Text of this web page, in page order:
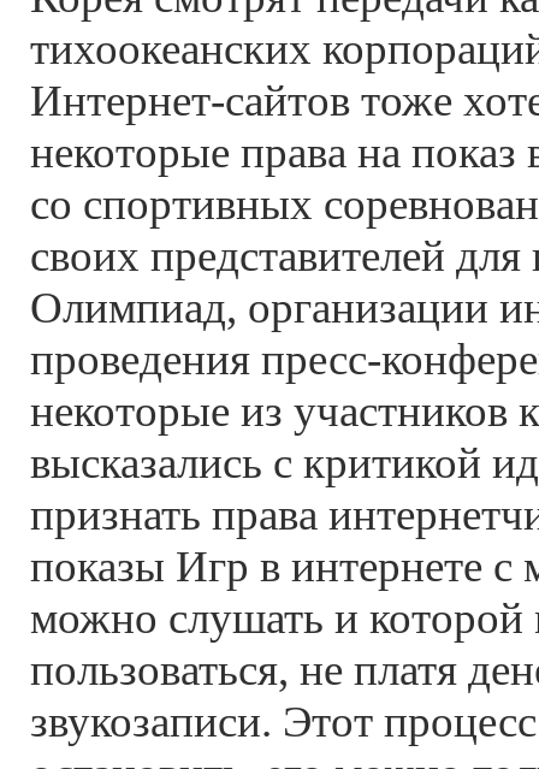
тихоокеанских
Интернет-сайтов тоже
некоторые права на
со спортивных
своих представителей
Олимпиад, организации
проведения пресс-
некоторые из участников
высказались с критикой
признать права
показы Игр в интернете
можно слушать и
пользоваться, не платя
звукозаписи. Этот